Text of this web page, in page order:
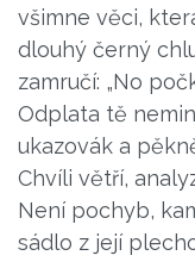
všimne věci,
dlouhý černý
zamručí: „No
Odplata tě
ukazovák a
Chvíli větří,
Není pochyb,
sádlo z její